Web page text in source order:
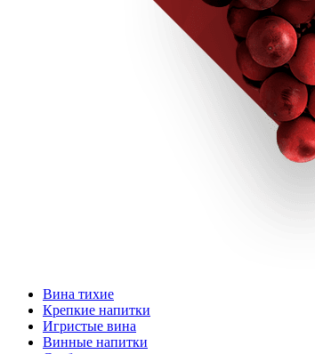
Вина тихие
Крепкие напитки
Игристые вина
Винные напитки